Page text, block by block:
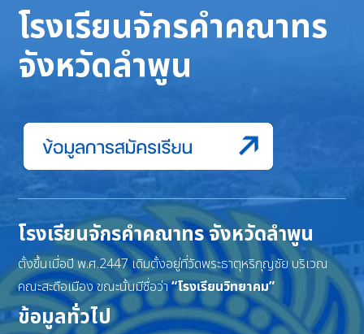
โรงเรียนจักรคำคณาทร
จังหวัดลำพูน
โรงเรียนจักรคำคณาทร จังหวัดลำพูน
ตั้งขึ้นเมื่อปี พ.ศ.2447 เดิมตั้งอยู่ที่วัดพระธาตุหริภุญชัย บริเวณ
คณะสะดือเมือง ขณะนั้นมีชื่อว่า“โรงเรียนวิทยาคม”
ข้อมูลทั่วไป